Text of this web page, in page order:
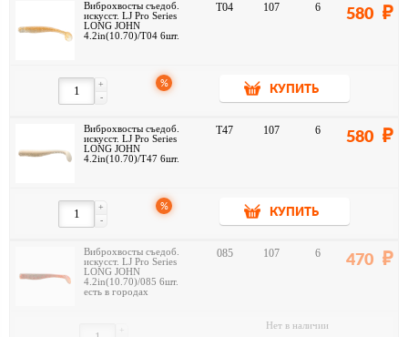
Виброхвосты съедоб.
искусст. LJ Pro Series
LONG JOHN
4.2in(10.70)/T04 6шт.
T04 107 6 580
-
+ %
КУПИТЬ
Виброхвосты съедоб.
искусст. LJ Pro Series
LONG JOHN
4.2in(10.70)/T47 6шт.
T47 107 6 580
-
+ %
КУПИТЬ
Виброхвосты съедоб.
искусст. LJ Pro Series
LONG JOHN
4.2in(10.70)/085 6шт.
есть в городах
085 107 6 470
+ Нет в наличии